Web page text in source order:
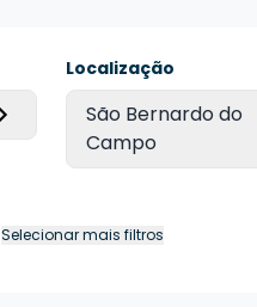
Localização
São Bernardo do
Campo
Selecionar mais filtros